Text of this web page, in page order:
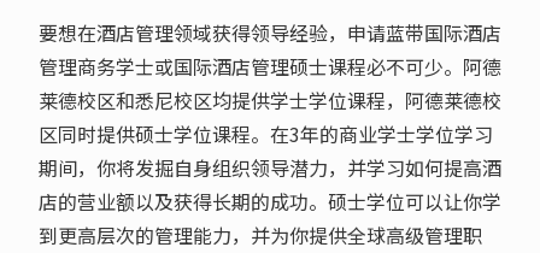
要想在酒店管理领域获得领导经验，申请蓝带国际酒店
管理商务学士或国际酒店管理硕士课程必不可少。阿德
莱德校区和悉尼校区均提供学士学位课程，阿德莱德校
区同时提供硕士学位课程。在3年的商业学士学位学习
期间，你将发掘自身组织领导潜力，并学习如何提高酒
店的营业额以及获得长期的成功。硕士学位可以让你学
到更高层次的管理能力，并为你提供全球高级管理职